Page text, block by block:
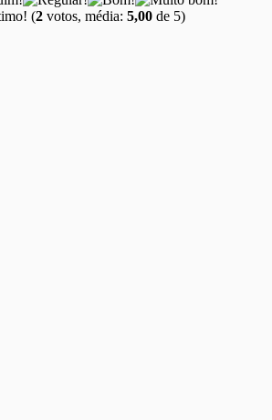
(2 votos, média: 5,00 de 5)